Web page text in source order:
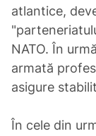
atlantice,
NATO. În
armată
asigure
În cele din